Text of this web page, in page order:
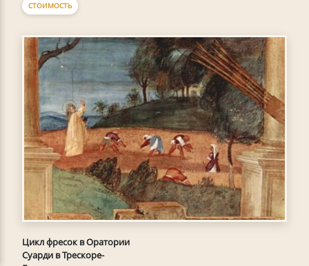
СТОИМОСТЬ
Цикл фресок в Оратории
Суарди в Трескоре-